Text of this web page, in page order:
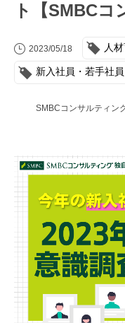
動画
資料ダウンロード
InfoLoungeとは
プライバシーポリシー
本サイトのご利用にあたって
ト【SMBCコ
2023/05/18 人
新入社員・若手社員
SMBCコンサルティン